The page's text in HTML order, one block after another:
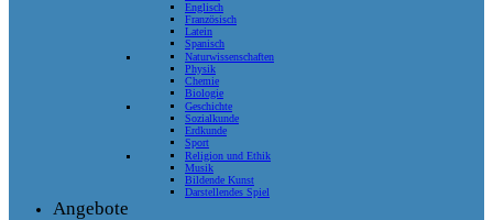
Englisch
Französisch
Latein
Spanisch
Naturwissenschaften
Physik
Chemie
Biologie
Geschichte
Sozialkunde
Erdkunde
Sport
Religion und Ethik
Musik
Bildende Kunst
Darstellendes Spiel
Angebote